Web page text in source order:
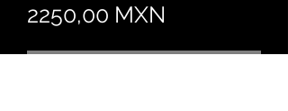
2250,00 MXN